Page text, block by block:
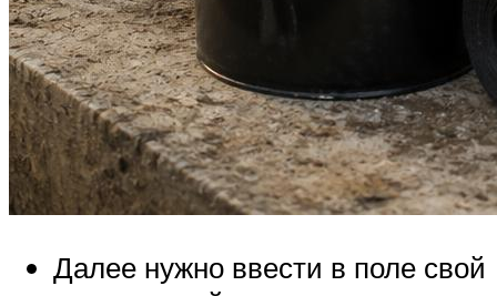
Далее нужно ввести в поле свой